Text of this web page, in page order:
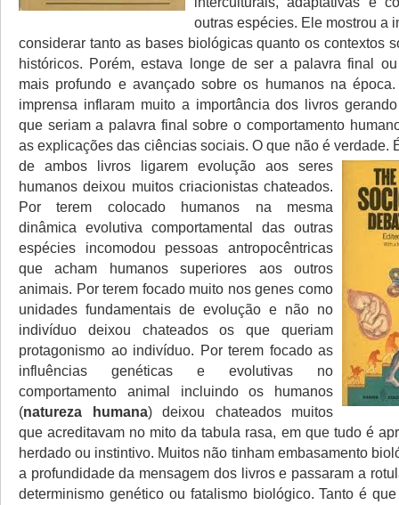
outras espécies. Ele mostrou a
considerar tanto as bases biológicas quanto os contextos
históricos. Porém, estava longe de ser a palavra final
mais profundo e avançado sobre os humanos na
imprensa inflaram muito a importância dos livros
que seriam a palavra final sobre o comportamento
as explicações das ciências sociais. O que não é verdade.
de ambos livros ligarem evolução aos seres
humanos deixou muitos criacionistas chateados.
Por terem colocado humanos na mesma
dinâmica evolutiva comportamental das outras
espécies incomodou pessoas antropocêntricas
que acham humanos superiores aos outros
animais. Por terem focado muito nos genes como
unidades fundamentais de evolução e não no
indivíduo deixou chateados os que queriam
protagonismo ao indivíduo. Por terem focado as
influências genéticas e evolutivas no
comportamento animal incluindo os humanos
(natureza humana) deixou chateados muitos
que acreditavam no mito da tabula rasa, em que tudo é
herdado ou instintivo. Muitos não tinham embasamento
a profundidade da mensagem dos livros e passaram a
determinismo genético ou fatalismo biológico. Tanto é